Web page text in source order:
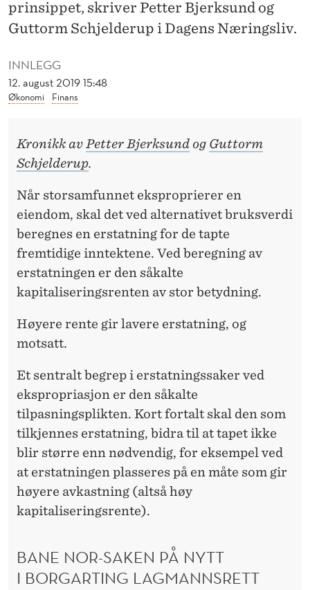
D
O
MINNLEGG
12. august 2019 15:48
Økonomi Finans
prinsippet, skriver Petter Bjerksund og
Guttorm Schjelderup i Dagens Næringsliv.
Kronikk avPetter Bjerksund og Guttorm
Schjelderup.
Når storsamfunnet eksproprierer en
eiendom, skal det ved alternativet bruksverdi
beregnes en erstatning for de tapte
fremtidige inntektene. Ved beregning av
erstatningen er den såkalte
kapitaliseringsrenten av stor betydning.
Høyere rente gir lavere erstatning, og
motsatt.
Et sentralt begrep i erstatningssaker ved
ekspropriasjon er den såkalte
tilpasningsplikten. Kort fortalt skal den som
tilkjennes erstatning, bidra til at tapet ikke
blir større enn nødvendig, for eksempel ved
at erstatningen plasseres på en måte som gir
høyere avkastning (altså høy
kapitaliseringsrente).
BANE NOR-SAKEN PÅ NYTT
I BORGARTING LAGMANNSRETT